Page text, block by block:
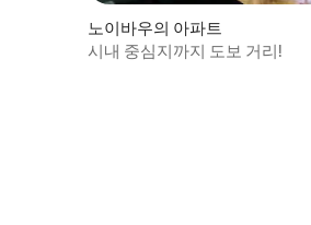
노이바우의 아파트
시내 중심지까지 도보 거리!